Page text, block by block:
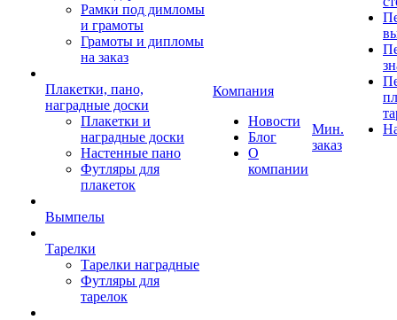
Рамки под димломы
и грамоты
Грамоты и дипломы
на заказ
Плакетки, пано,
наградные доски
Плакетки и
наградные доски
Настенные пано
Футляры для
плакеток
Вымпелы
Тарелки
Тарелки наградные
Футляры для
тарелок
Компания
Новости
Блог
О
компании
Мин.
заказ